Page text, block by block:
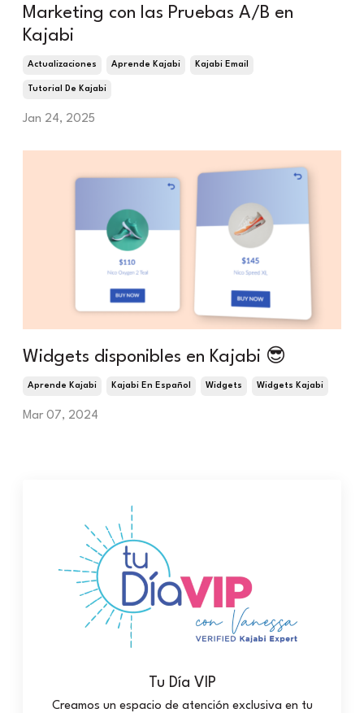
Marketing con las Pruebas A/B en
Kajabi
Actualizaciones Aprende Kajabi Kajabi Email
Tutorial De Kajabi
Jan 24, 2025
Widgets disponibles en Kajabi 😎
Aprende Kajabi Kajabi En Español Widgets Widgets Kajabi
Mar 07, 2024
Tu Día VIP
Creamos un espacio de atención exclusiva en tu